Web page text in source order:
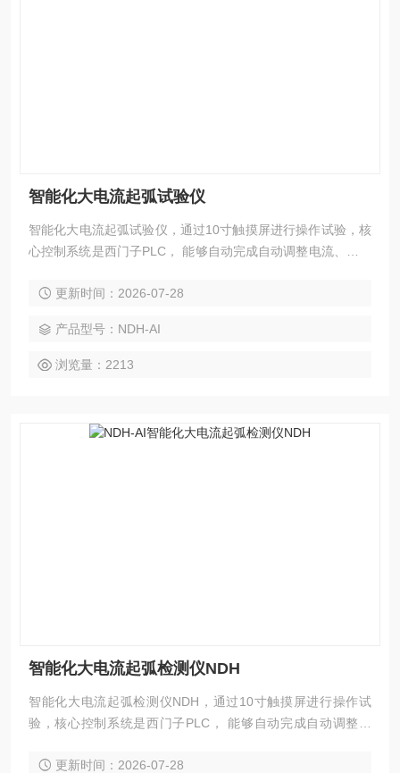
智能化大电流起弧试验仪
智能化大电流起弧试验仪，通过10寸触摸屏进行操作试验，核
心控制系统是西门子PLC， 能够自动完成自动调整电流、起弧
和自动化比较高的检测设备。
更新时间：2026-07-28
产品型号：NDH-AI
浏览量：2213
智能化大电流起弧检测仪NDH
智能化大电流起弧检测仪NDH，通过10寸触摸屏进行操作试
验，核心控制系统是西门子PLC， 能够自动完成自动调整电
中智能化和自动化比较高的检测设备。
更新时间：2026-07-28